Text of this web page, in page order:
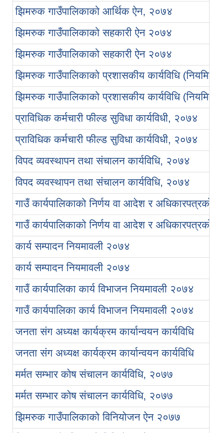
झिमरुक गाउँपालिकाको आर्थिक ऐन, २०७४
झिमरुक गाउँपालिकाको सहकारी ऐन २०७४
झिमरुक गाउँपालिकाको सहकारी ऐन २०७४
झिमरुक गाउँपालिकाको प्रशासकीय कार्यविधि (नियमित
झिमरुक गाउँपालिकाको प्रशासकीय कार्यविधि (नियमित
प्राविधिक कर्मचारी फील्ड सुविधा कार्यविधी, २०७४
प्राविधिक कर्मचारी फील्ड सुविधा कार्यविधी, २०७४
विपद व्यवस्थापन तथा संचालन कार्यविधि, २०७४
विपद व्यवस्थापन तथा संचालन कार्यविधि, २०७४
गाउँ कार्यपालिकाको निर्णय वा आदेश र अधिकारपत्रको
गाउँ कार्यपालिकाको निर्णय वा आदेश र अधिकारपत्रको
कार्य सम्पादन नियमावली २०७४
कार्य सम्पादन नियमावली २०७४
गाउँ कार्यपालिका कार्य विभाजन नियमावली २०७४
गाउँ कार्यपालिका कार्य विभाजन नियमावली २०७४
जनता संग अध्यक्ष कार्यक्रम कार्यान्वयन कार्यविधि
जनता संग अध्यक्ष कार्यक्रम कार्यान्वयन कार्यविधि
मर्मत सम्भार कोष संचालन कार्यविधि, २०७७
मर्मत सम्भार कोष संचालन कार्यविधि, २०७७
झिमरुक गाउँपालिकाको विनियोजन ऐन २०७७